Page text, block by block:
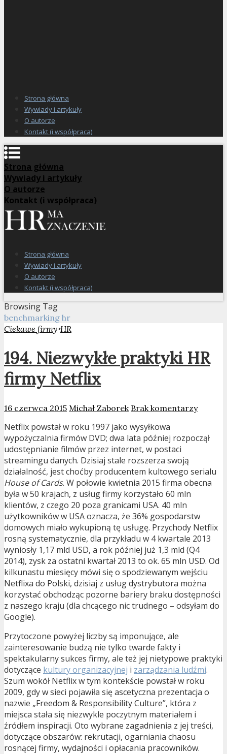
Strona główna
Wywiady i artykuły
O autorze
Kontakt (i współpraca)
Strona główna
Wywiady i artykuły
O autorze
Kontakt (i współpraca)
Strona główna
Wywiady i artykuły
O autorze
Kontakt (i współpraca)
Browsing Tag
benchmarking hr
Ciekawe firmy•HR
194. Niezwykłe praktyki HR
firmy Netflix
16 czerwca 2015 Michał Zaborek Brak komentarzy
Netflix powstał w roku 1997 jako wysyłkowa
wypożyczalnia firmów DVD; dwa lata później rozpoczął
udostępnianie filmów przez internet, w postaci
streamingu danych. Dzisiaj stale rozszerza swoją
działalność, jest choćby producentem kultowego serialu
House of Cards. W połowie kwietnia 2015 firma obecna
była w 50 krajach, z usług firmy korzystało 60 mln
klientów, z czego 20 poza granicami USA. 40 mln
użytkowników w USA oznacza, że 36% gospodarstw
domowych miało wykupioną tę usługę. Przychody Netflix
rosną systematycznie, dla przykładu w 4 kwartale 2013
wyniosły 1,17 mld USD, a rok później już 1,3 mld (Q4
2014), zysk za ostatni kwartał 2013 to ok. 65 mln USD. Od
kilkunastu miesięcy mówi się o spodziewanym wejściu
Netflixa do Polski, dzisiaj z usług dystrybutora można
korzystać obchodząc pozorne bariery braku dostępności
z naszego kraju (dla chcącego nic trudnego – odsyłam do
Google).
Przytoczone powyżej liczby są imponujące, ale
zainteresowanie budzą nie tylko twarde fakty i
spektakularny sukces firmy, ale też jej nietypowe praktyki
dotyczące kultury organizacyjnej i zarządzania ludźmi.
Szum wokół Netflix w tym kontekście powstał w roku
2009, gdy w sieci pojawiła się ascetyczna prezentacja o
nazwie „Freedom & Responsibility Culture”, która z
miejsca stała się niezwykle poczytnym materiałem i
źródłem inspiracji. Oto wybrane zagadnienia z jej treści,
dotyczące obszarów: rekrutacji, ogarniania chaosu
rosnącej firmy, wydajności i opłacania pracowników.